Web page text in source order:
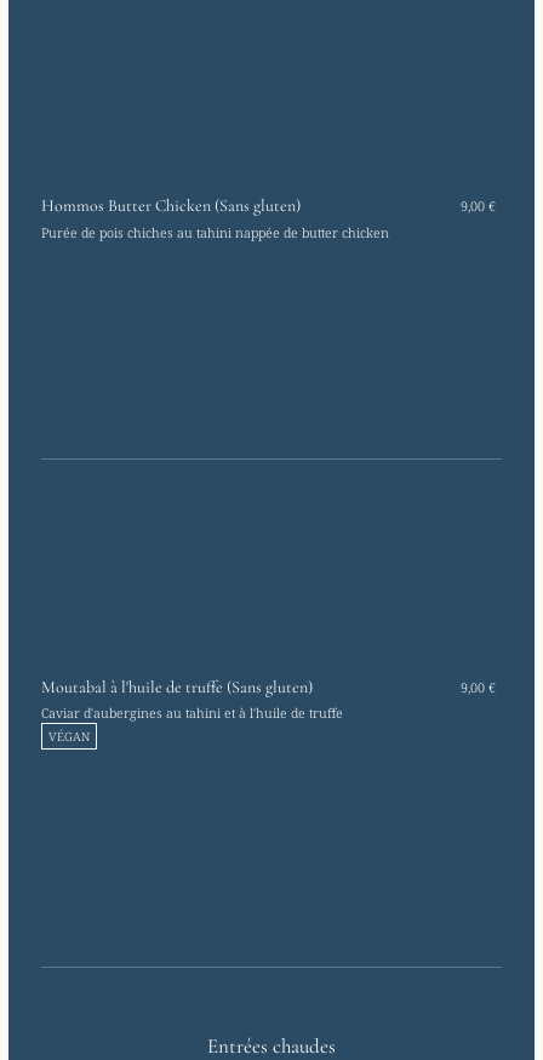
Hommos Butter Chicken (Sans gluten)
Purée de pois chiches au tahini nappée de butter chicken
9,00 €
Moutabal à l'huile de truffe (Sans gluten)
Caviar d'aubergines au tahini et à l'huile de truffe
VÉGAN
9,00 €
Entrées chaudes